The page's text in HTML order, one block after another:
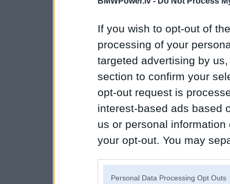
If you wish to opt-out of
processing of your
targeted advertising by
section to confirm your
opt-out request is
interest-based ads based
us or personal
your opt-out. You may
Personal Data Processing Opt Outs